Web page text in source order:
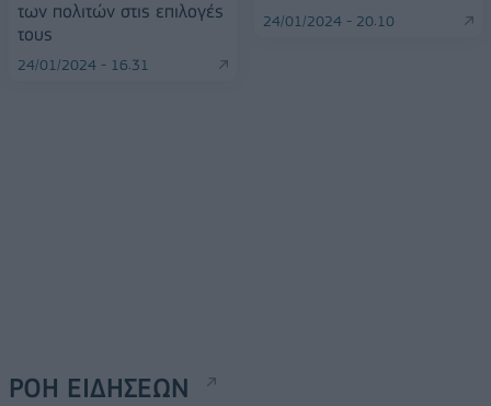
των πολιτών στις επιλογές
τους
24/01/2024 - 16:31
24/01/2024 - 20:10
ΡΟΗ ΕΙΔΗΣΕΩΝ